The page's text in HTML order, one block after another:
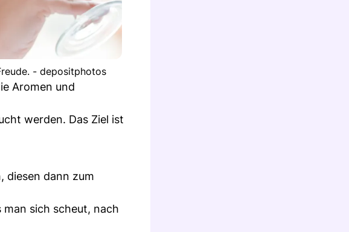
- depositphotos
Aromen und
werden. Das Ziel ist
diesen dann zum
sich scheut, nach